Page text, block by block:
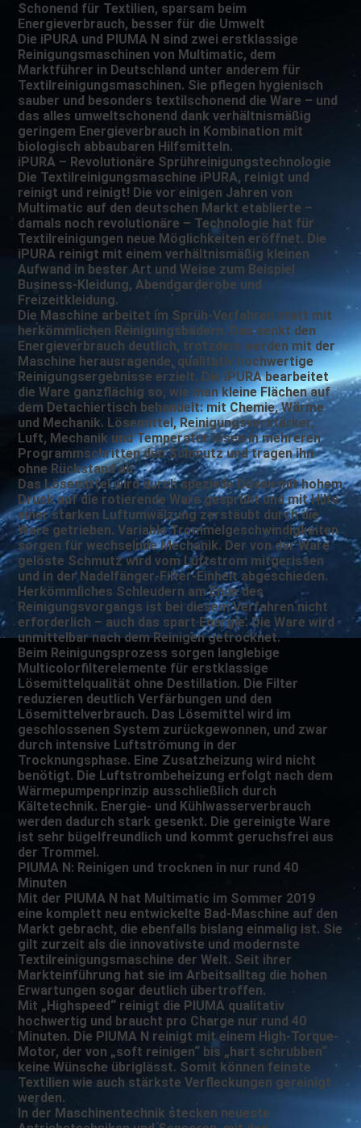
Schonend für Textilien, sparsam beim
Energieverbrauch, besser für die Umwelt
Die iPURA und PIUMA N sind zwei erstklassige
Reinigungsmaschinen von Multimatic, dem
Marktführer in Deutschland unter anderem für
Textilreinigungsmaschinen. Sie pflegen hygienisch
sauber und besonders textilschonend die Ware – und
das alles umweltschonend dank verhältnismäßig
geringem Energieverbrauch in Kombination mit
biologisch abbaubaren Hilfsmitteln.
iPURA – Revolutionäre Sprühreinigungstechnologie
Die Textilreinigungsmaschine iPURA, reinigt und
reinigt und reinigt! Die vor einigen Jahren von
Multimatic auf den deutschen Markt etablierte –
damals noch revolutionäre – Technologie hat für
Textilreinigungen neue Möglichkeiten eröffnet. Die
iPURA reinigt mit einem verhältnismäßig kleinen
Aufwand in bester Art und Weise zum Beispiel
Business-Kleidung, Abendgarderobe und
Freizeitkleidung.
Die Maschine arbeitet im Sprüh-Verfahren statt mit
herkömmlichen Reinigungsbädern. Das senkt den
Energieverbrauch deutlich, trotzdem werden mit der
Maschine herausragende, qualitativ hochwertige
Reinigungsergebnisse erzielt. Die iPURA bearbeitet
die Ware ganzflächig so, wie man kleine Flächen auf
dem Detachiertisch behandelt: mit Chemie, Wärme
und Mechanik. Lösemittel, Reinigungsverstärker,
Luft, Mechanik und Temperatur lösen in mehreren
Programmschritten den Schmutz und tragen ihn
ohne Rückstand ab.
Das Lösemittel wird durch spezielle Düsen mit hohem
Druck auf die rotierende Ware gesprüht und mit Hilfe
einer starken Luftumwälzung zerstäubt durch die
Ware getrieben. Variable Trommelgeschwindigkeiten
sorgen für wechselnde Mechanik. Der von der Ware
gelöste Schmutz wird vom Luftstrom mitgerissen
und in der Nadelfänger-Filter-Einheit abgeschieden.
Herkömmliches Schleudern am Ende des
Reinigungsvorgangs ist bei diesem Verfahren nicht
erforderlich – auch das spart Energie. Die Ware wird
unmittelbar nach dem Reinigen getrocknet.
Beim Reinigungsprozess sorgen langlebige
Multicolorfilterelemente für erstklassige
Lösemittelqualität ohne Destillation. Die Filter
reduzieren deutlich Verfärbungen und den
Lösemittelverbrauch. Das Lösemittel wird im
geschlossenen System zurückgewonnen, und zwar
durch intensive Luftströmung in der
Trocknungsphase. Eine Zusatzheizung wird nicht
benötigt. Die Luftstrombeheizung erfolgt nach dem
Wärmepumpenprinzip ausschließlich durch
Kältetechnik. Energie- und Kühlwasserverbrauch
werden dadurch stark gesenkt. Die gereinigte Ware
ist sehr bügelfreundlich und kommt geruchsfrei aus
der Trommel.
PIUMA N: Reinigen und trocknen in nur rund 40
Minuten
Mit der PIUMA N hat Multimatic im Sommer 2019
eine komplett neu entwickelte Bad-Maschine auf den
Markt gebracht, die ebenfalls bislang einmalig ist. Sie
gilt zurzeit als die innovativste und modernste
Textilreinigungsmaschine der Welt. Seit ihrer
Markteinführung hat sie im Arbeitsalltag die hohen
Erwartungen sogar deutlich übertroffen.
Mit „Highspeed“ reinigt die PIUMA qualitativ
hochwertig und braucht pro Charge nur rund 40
Minuten. Die PIUMA N reinigt mit einem High-Torque-
Motor, der von „soft reinigen“ bis „hart schrubben“
keine Wünsche übriglässt. Somit können feinste
Textilien wie auch stärkste Verfleckungen gereinigt
werden.
In der Maschinentechnik stecken neueste